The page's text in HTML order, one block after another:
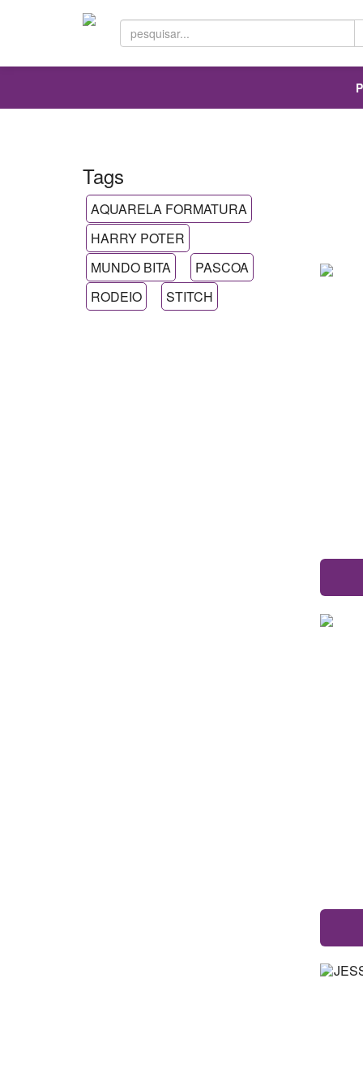
Tags
AQUARELA FORMATURA
HARRY POTER
MUNDO BITA
PASCOA
RODEIO
STITCH